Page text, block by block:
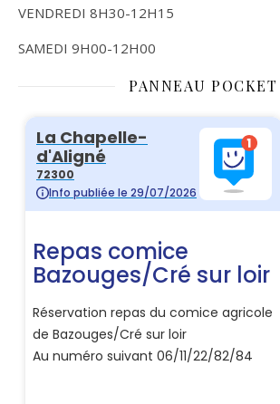
VENDREDI 8H30-12H15
SAMEDI 9H00-12H00
PANNEAU POCKET